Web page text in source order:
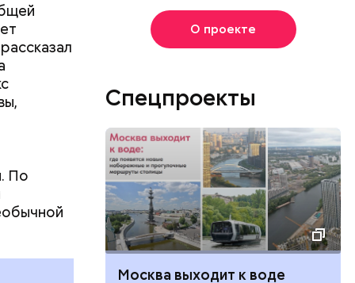
Всемирный день кошек и
Международный день
бесконечности: какие
праздники отмечают в России
и мире 8 августа
По
О проекте
Спецпроекты
Москва выходит к воде